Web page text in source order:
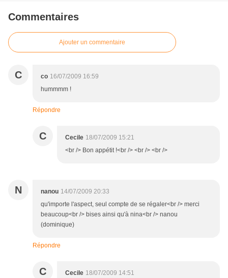
Commentaires
Ajouter un commentaire
C co 16/07/2009 16:59
hummmm !
Répondre
C Cecile 18/07/2009 15:21
<br /> Bon appétit !<br /> <br /> <br />
N nanou 14/07/2009 20:33
qu'importe l'aspect, seul compte de se régaler<br /> merci
beaucoup<br /> bises ainsi qu'à nina<br /> nanou
(dominique)
Répondre
C Cecile 18/07/2009 14:51